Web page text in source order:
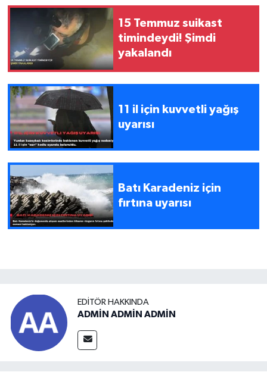
15 Temmuz suikast
timindeydi! Şimdi
yakalandı
11 il için kuvvetli yağış
uyarısı
Batı Karadeniz için
fırtına uyarısı
EDITÖR HAKKINDA
ADMİN ADMİN ADMİN